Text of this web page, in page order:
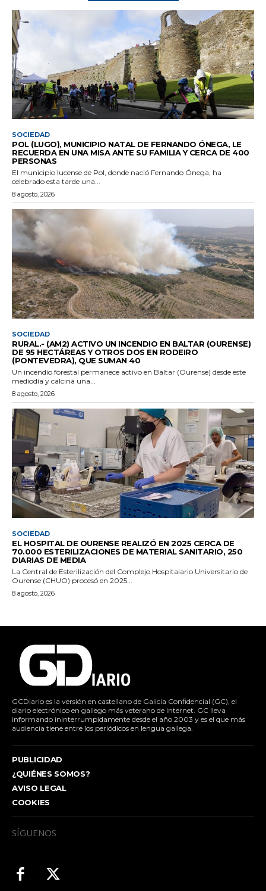
SOCIEDAD
POL (LUGO), MUNICIPIO NATAL DE FERNANDO ÓNEGA, LE
RECUERDA EN UNA MISA ANTE SU FAMILIA Y CERCA DE 400
PERSONAS
El municipio lucense de Pol, donde nació Fernando Ónega, ha
celebrado esta tarde una...
8 agosto, 2026
SOCIEDAD
RURAL.- (AM2) ACTIVO UN INCENDIO EN BALTAR (OURENSE)
DE 95 HECTÁREAS Y OTROS DOS EN RODEIRO
(PONTEVEDRA), QUE SUMAN 40
Un incendio forestal permanece activo en Baltar (Ourense) desde este
mediodía y calcina una...
8 agosto, 2026
SOCIEDAD
EL HOSPITAL DE OURENSE REALIZÓ EN 2025 CERCA DE
70.000 ESTERILIZACIONES DE MATERIAL SANITARIO, 250
DIARIAS DE MEDIA
La Central de Esterilización del Complejo Hospitalario Universitario de
Ourense (CHUO) procesó en 2025...
8 agosto, 2026
GCDiario es la versión en castellano de Galicia Confidencial (GC), el
diario electrónico en gallego más veterano de internet. GC lleva
informando ininterrumpidamente desde el año 2003 y es el que más
audiencia tiene entre los periódicos en lengua gallega.
PUBLICIDAD
¿QUIÉNES SOMOS?
AVISO LEGAL
COOKIES
SÍGUENOS